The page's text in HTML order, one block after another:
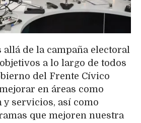
allá de la campaña electoral
a lo largo de todos
del Frente Cívico
en áreas como
y servicios, así como
que mejoren nuestra